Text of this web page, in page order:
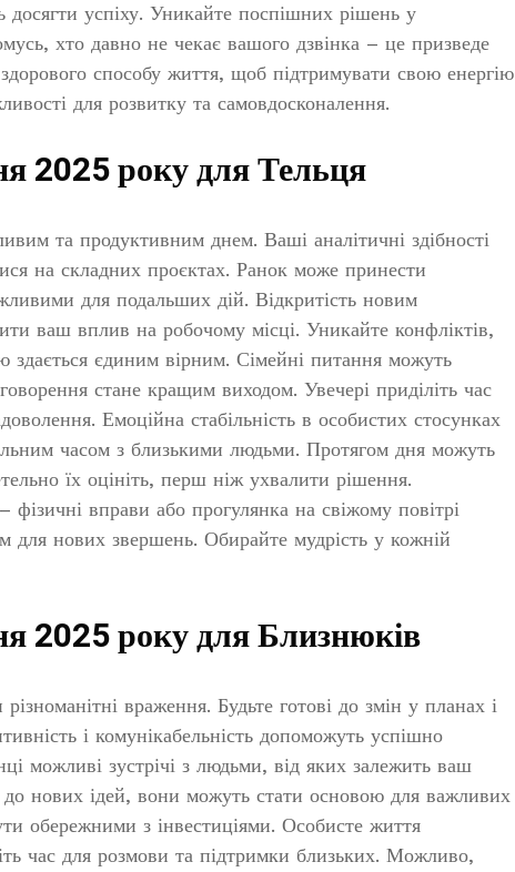
успіху. Уникайте поспішних рішень у
хто давно не чекає вашого дзвінка – це призведе
способу життя, щоб підтримувати свою енергію
для розвитку та самовдосконалення.
2025 року для Тельця
та продуктивним днем. Ваші аналітичні здібності
на складних проєктах. Ранок може принести
для подальших дій. Відкритість новим
ваш вплив на робочому місці. Уникайте конфліктів,
здається єдиним вірним. Сімейні питання можуть
стане кращим виходом. Увечері приділіть час
Емоційна стабільність в особистих стосунках
часом з близькими людьми. Протягом дня можуть
їх оцініть, перш ніж ухвалити рішення.
фізичні вправи або прогулянка на свіжому повітрі
для нових звершень. Обирайте мудрість у кожній
2025 року для Близнюків
враження. Будьте готові до змін у планах і
і комунікабельність допоможуть успішно
можливі зустрічі з людьми, від яких залежить ваш
до нових ідей, вони можуть стати основою для важливих
обережними з інвестиціями. Особисте життя
час для розмови та підтримки близьких. Можливо,